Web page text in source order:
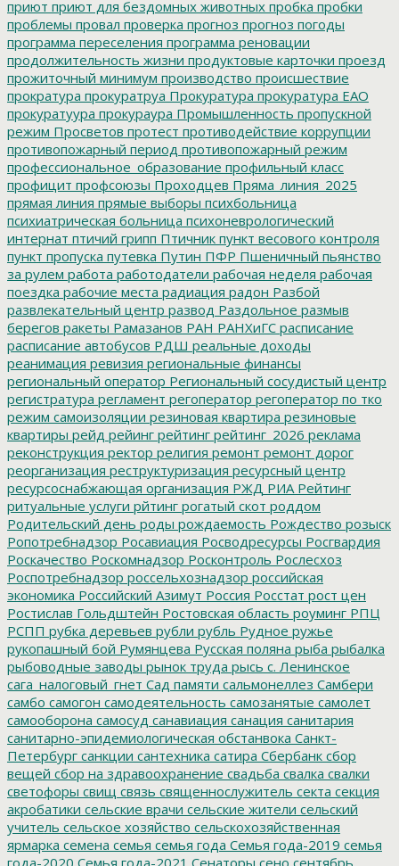
приют приют для бездомных животных пробка пробки
проблемы провал проверка прогноз прогноз погоды
программа переселения программа реновации
продолжительность жизни продуктовые карточки проезд
прожиточный минимум производство происшествие
прократура прокуратруа Прокуратура прокуратура ЕАО
прокуратуура прокураура Промышленность пропускной
режим Просветов протест противодействие коррупции
противопожарный период противопожарный режим
профессиональное_образование профильный класс
профицит профсоюзы Проходцев Пряма_линия_2025
прямая линия прямые выборы психбольница
психиатрическая больница психоневрологический
интернат птичий грипп Птичник пункт весового контроля
пункт пропуска путевка Путин ПФР Пшеничный пьянство
за рулем работа работодатели рабочая неделя рабочая
поездка рабочие места радиация радон Разбой
развлекательный центр развод Раздольное размыв
берегов ракеты Рамазанов РАН РАНХиГС расписание
расписание автобусов РДШ реальные доходы
реанимация ревизия региональные финансы
региональный оператор Региональный сосудистый центр
регистратура регламент регоператор регоператор по тко
режим самоизоляции резиновая квартира резиновые
квартиры рейд рейинг рейтинг рейтинг_2026 реклама
реконструкция ректор религия ремонт ремонт дорог
реорганизация реструктуризация ресурсный центр
ресурсоснабжающая организация РЖД РИА Рейтинг
ритуальные услуги рйтинг рогатый скот роддом
Родительский день роды рождаемость Рождество розыск
Ропотребнадзор Росавиация Росводресурсы Росгвардия
Роскачество Роскомнадзор Росконтроль Рослесхоз
Роспотребнадзор россельхознадзор российская
экономика Российский Азимут Россия Росстат рост цен
Ростислав Гольдштейн Ростовская область роуминг РПЦ
РСПП рубка деревьев рубли рубль Рудное ружье
рукопашный бой Румянцева Русская поляна рыба рыбалка
рыбоводные заводы рынок труда рысь с. Ленинское
сага_налоговый_гнет Сад памяти сальмонеллез Самбери
самбо самогон самодеятельность самозанятые самолет
самооборона самосуд санавиация санация санитария
санитарно-эпидемиологическая обстанвока Санкт-
Петербург санкции сантехника сатира Сбербанк сбор
вещей сбор на здравоохранение свадьба свалка свалки
светофоры свищ связь священнослужитель секта секция
акробатики сельские врачи сельские жители сельский
учитель сельское хозяйство сельскохозяйственная
ярмарка семена семья семья года Семья года-2019 семья
года-2020 Семья года-2021 Сенаторы сено сентябрь